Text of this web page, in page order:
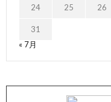
24 25 26
31
« 7月